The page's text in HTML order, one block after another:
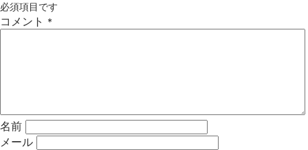
必須項目です
コメント *
名前
メール